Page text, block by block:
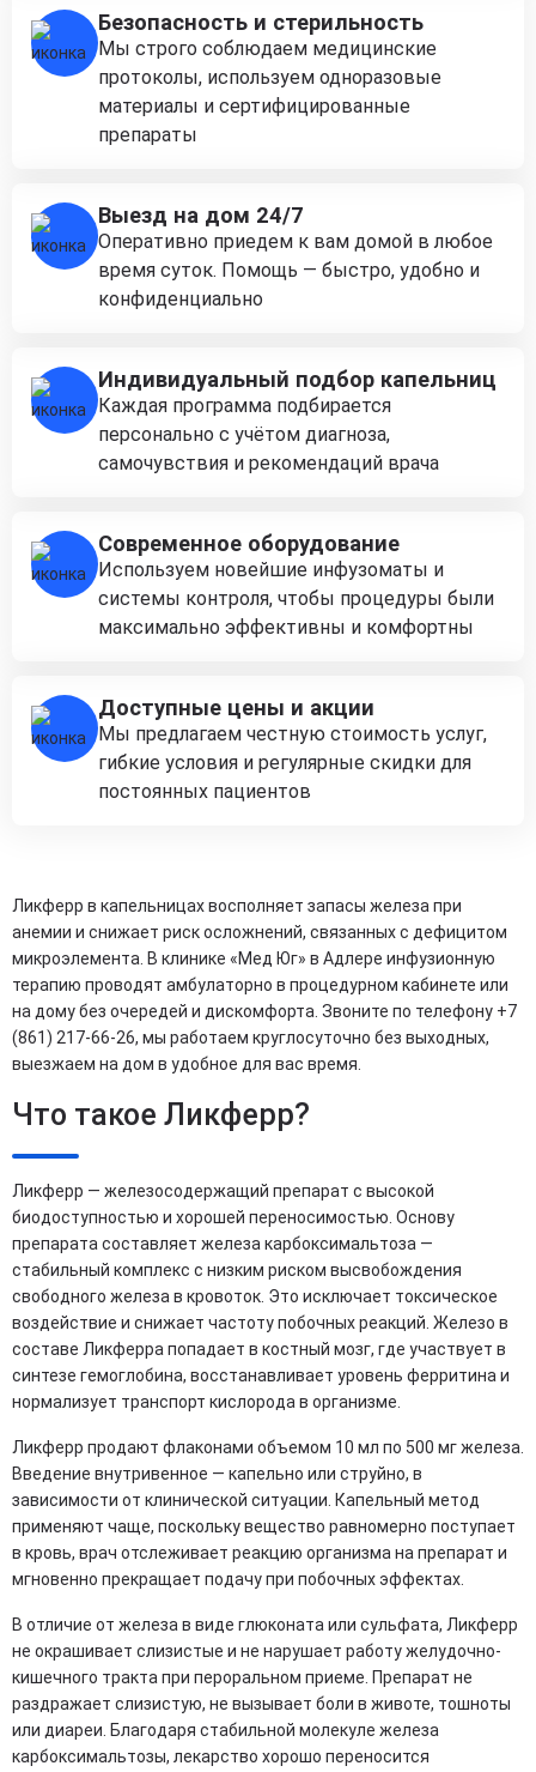
Безопасность и стерильность
Мы строго соблюдаем медицинские
протоколы, используем одноразовые
материалы и сертифицированные
препараты
Выезд на дом 24/7
Оперативно приедем к вам домой в любое
время суток. Помощь — быстро, удобно и
конфиденциально
Индивидуальный подбор капельниц
Каждая программа подбирается
персонально с учётом диагноза,
самочувствия и рекомендаций врача
Современное оборудование
Используем новейшие инфузоматы и
системы контроля, чтобы процедуры были
максимально эффективны и комфортны
Доступные цены и акции
Мы предлагаем честную стоимость услуг,
гибкие условия и регулярные скидки для
постоянных пациентов
Ликферр в капельницах восполняет запасы железа при
анемии и снижает риск осложнений, связанных с дефицитом
микроэлемента. В клинике «Мед Юг» в Адлере инфузионную
терапию проводят амбулаторно в процедурном кабинете или
на дому без очередей и дискомфорта. Звоните по телефону +7
(861) 217-66-26, мы работаем круглосуточно без выходных,
выезжаем на дом в удобное для вас время.
Что такое Ликферр?
Ликферр — железосодержащий препарат с высокой
биодоступностью и хорошей переносимостью. Основу
препарата составляет железа карбоксимальтоза —
стабильный комплекс с низким риском высвобождения
свободного железа в кровоток. Это исключает токсическое
воздействие и снижает частоту побочных реакций. Железо в
составе Ликферра попадает в костный мозг, где участвует в
синтезе гемоглобина, восстанавливает уровень ферритина и
нормализует транспорт кислорода в организме.
Ликферр продают флаконами объемом 10 мл по 500 мг железа.
Введение внутривенное — капельно или струйно, в
зависимости от клинической ситуации. Капельный метод
применяют чаще, поскольку вещество равномерно поступает
в кровь, врач отслеживает реакцию организма на препарат и
мгновенно прекращает подачу при побочных эффектах.
В отличие от железа в виде глюконата или сульфата, Ликферр
не окрашивает слизистые и не нарушает работу желудочно-
кишечного тракта при пероральном приеме. Препарат не
раздражает слизистую, не вызывает боли в животе, тошноты
или диареи. Благодаря стабильной молекуле железа
карбоксимальтозы, лекарство хорошо переносится